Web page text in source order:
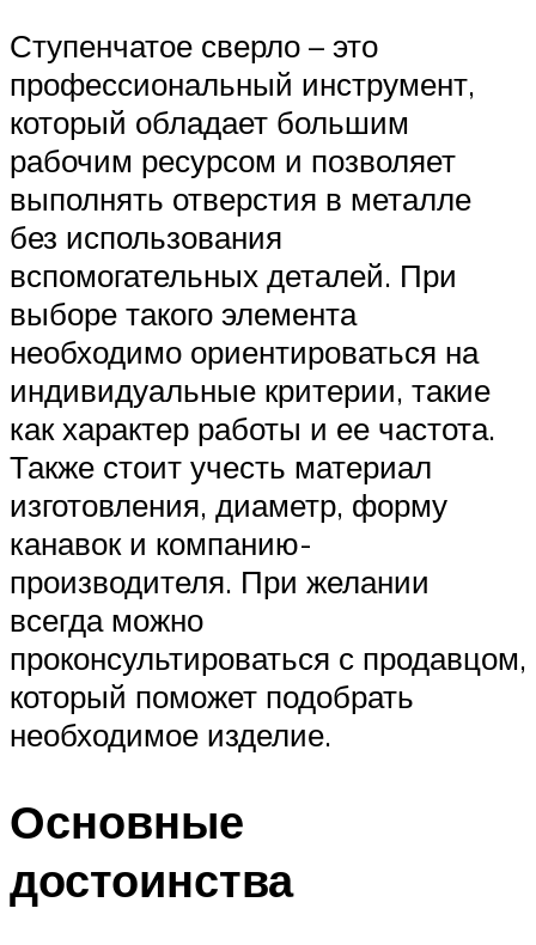
Ступенчатое сверло – это
профессиональный инструмент,
который обладает большим
рабочим ресурсом и позволяет
выполнять отверстия в металле
без использования
вспомогательных деталей. При
выборе такого элемента
необходимо ориентироваться на
индивидуальные критерии, такие
как характер работы и ее частота.
Также стоит учесть материал
изготовления, диаметр, форму
канавок и компанию-
производителя. При желании
всегда можно
проконсультироваться с продавцом,
который поможет подобрать
необходимое изделие.
Основные
достоинства